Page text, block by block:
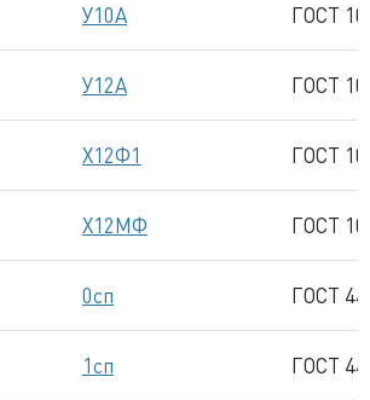
У10А ГОСТ
У12А ГОСТ
Х12Ф1 ГОСТ
Х12МФ ГОСТ
0сп ГОСТ
1сп ГОСТ